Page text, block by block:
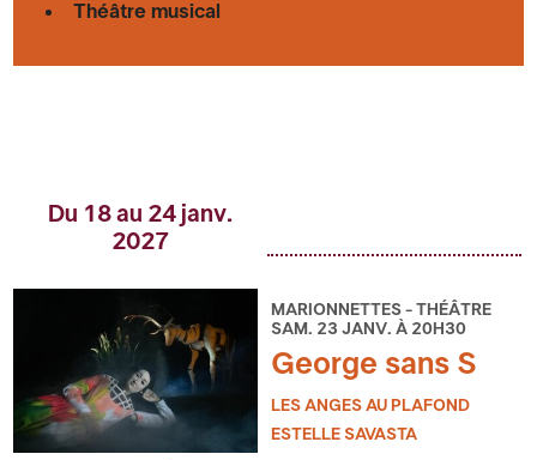
Théâtre musical
Du 18 au 24 janv.
2027
MARIONNETTES - THÉÂTRE
SAM. 23 JANV. À 20H30
George sans S
LES ANGES AU PLAFOND
ESTELLE SAVASTA